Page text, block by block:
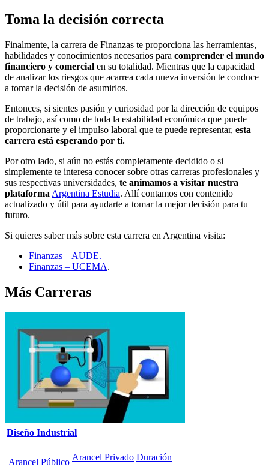
Toma la decisión correcta
Finalmente, la carrera de Finanzas te proporciona las herramientas,
habilidades y conocimientos necesarios para comprender el mundo
financiero y comercial en su totalidad. Mientras que la capacidad
de analizar los riesgos que acarrea cada nueva inversión te conduce
a tomar la decisión de asumirlos.
Entonces, si sientes pasión y curiosidad por la dirección de equipos
de trabajo, así como de toda la estabilidad económica que puede
proporcionarte y el impulso laboral que te puede representar, esta
carrera está esperando por ti.
Por otro lado, si aún no estás completamente decidido o si
simplemente te interesa conocer sobre otras carreras profesionales y
sus respectivas universidades, te animamos a visitar nuestra
plataforma Argentina Estudia. Allí contamos con contenido
actualizado y útil para ayudarte a tomar la mejor decisión para tu
futuro.
Si quieres saber más sobre esta carrera en Argentina visita:
Finanzas – AUDE.
Finanzas – UCEMA.
Más Carreras
Diseño Industrial
Arancel Público Arancel Privado Duración